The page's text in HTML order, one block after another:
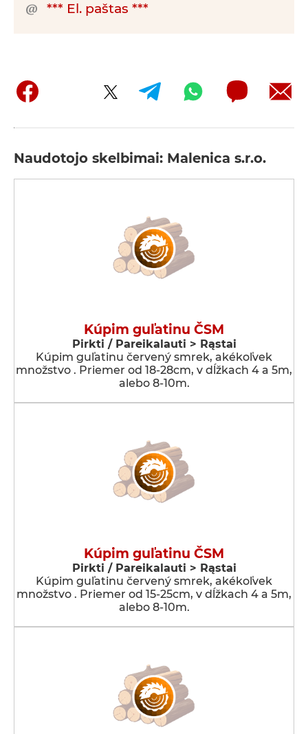
*** El. paštas ***
Naudotojo skelbimai: Malenica s.r.o.
Kúpim guľatinu ČSM
Pirkti / Pareikalauti > Rąstai
Kúpim guľatinu červený smrek, akékoľvek
množstvo . Priemer od 18-28cm, v dĺžkach 4 a 5m,
alebo 8-10m.
Kúpim guľatinu ČSM
Pirkti / Pareikalauti > Rąstai
Kúpim guľatinu červený smrek, akékoľvek
množstvo . Priemer od 15-25cm, v dĺžkach 4 a 5m,
alebo 8-10m.